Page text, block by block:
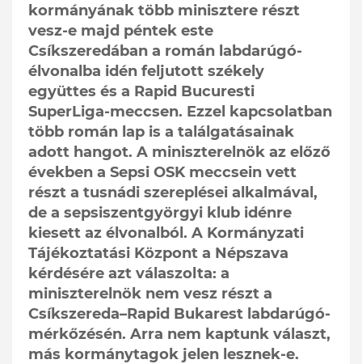
kormányának több minisztere részt
vesz-e majd péntek este
Csíkszeredában a román labdarúgó-
élvonalba idén feljutott székely
együttes és a Rapid Bucuresti
SuperLiga-meccsen. Ezzel kapcsolatban
több román lap is a találgatásainak
adott hangot. A miniszterelnök az előző
években a Sepsi OSK meccsein vett
részt a tusnádi szereplései alkalmával,
de a sepsiszentgyörgyi klub idénre
kiesett az élvonalból. A Kormányzati
Tájékoztatási Központ a Népszava
kérdésére azt válaszolta: a
miniszterelnök nem vesz részt a
Csíkszereda–Rapid Bukarest labdarúgó-
mérkőzésén. Arra nem kaptunk választ,
más kormánytagok jelen lesznek-e.